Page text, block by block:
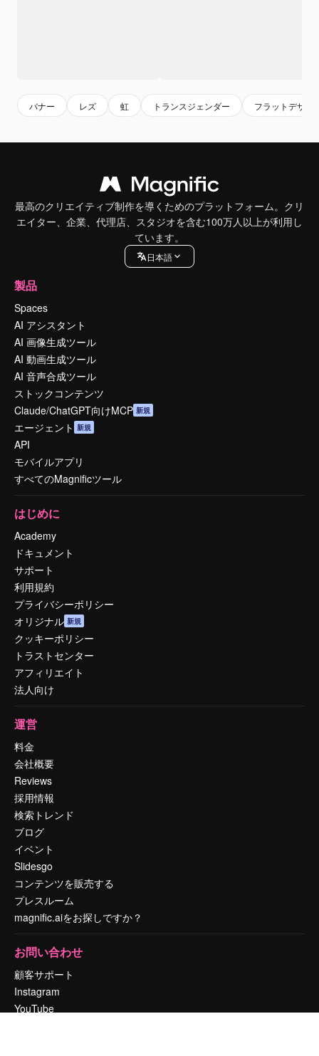
バナー レズ 虹 トランスジェンダー フラットデザイ
最高のクリエイティブ制作を導くためのプラットフォーム。クリ
エイター、企業、代理店、スタジオを含む100万人以上が利用し
ています。
日本語
製品
Spaces
AI アシスタント
AI 画像生成ツール
AI 動画生成ツール
AI 音声合成ツール
ストックコンテンツ
Claude/ChatGPT向けMCP 新規
エージェント 新規
API
モバイルアプリ
すべてのMagnificツール
はじめに
Academy
ドキュメント
サポート
利用規約
プライバシーポリシー
オリジナル 新規
クッキーポリシー
トラストセンター
アフィリエイト
法人向け
運営
料金
会社概要
Reviews
採用情報
検索トレンド
ブログ
イベント
Slidesgo
コンテンツを販売する
プレスルーム
magnific.aiをお探しですか？
お問い合わせ
顧客サポート
Instagram
YouTube